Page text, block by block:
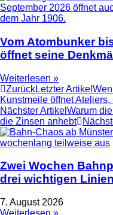
Vom Atombunker
öffnet seine
Weiterlesen »
ZurückLetzter Artikel
Kunstmeile öffnet
Nächster Artikel Warum
die Zinsen anhebt
Zwei Wochen
drei wichtigen Linien
7. August 2026
Weiterlesen »